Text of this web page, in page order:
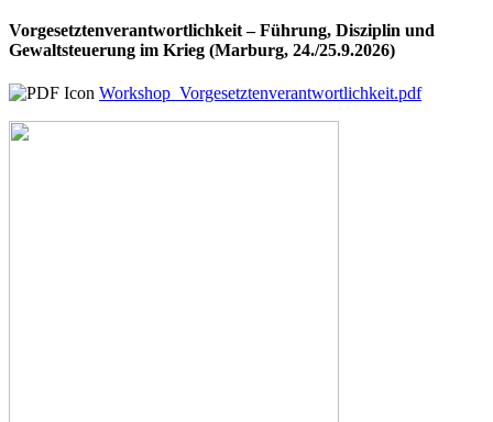
Vorgesetztenverantwortlichkeit – Führung, Disziplin und
Gewaltsteuerung im Krieg (Marburg, 24./25.9.2026)
Workshop_Vorgesetztenverantwortlichkeit.pdf